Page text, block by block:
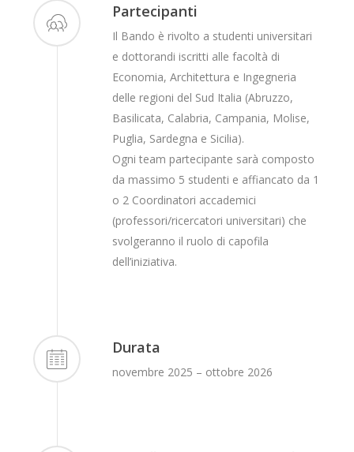
Partecipanti
Il Bando è rivolto a studenti universitari
e dottorandi iscritti alle facoltà di
Economia, Architettura e Ingegneria
delle regioni del Sud Italia (Abruzzo,
Basilicata, Calabria, Campania, Molise,
Puglia, Sardegna e Sicilia).
Ogni team partecipante sarà composto
da massimo 5 studenti e affiancato da 1
o 2 Coordinatori accademici
(professori/ricercatori universitari) che
svolgeranno il ruolo di capofila
dell’iniziativa.
Durata
novembre 2025 – ottobre 2026